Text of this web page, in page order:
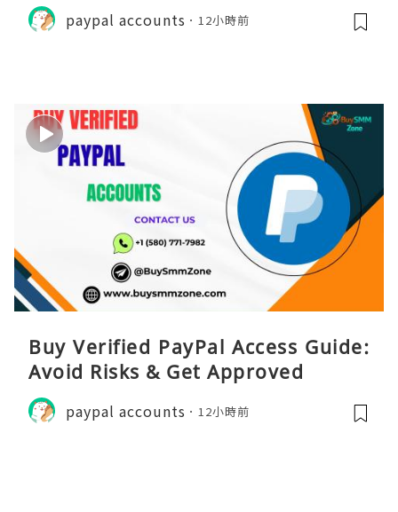
paypal accounts 12小時前
Buy Verified PayPal Access Guide:
Avoid Risks & Get Approved
paypal accounts 12小時前